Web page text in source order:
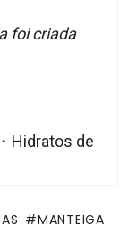
foi criada
Hidratos de
MANTEIGA